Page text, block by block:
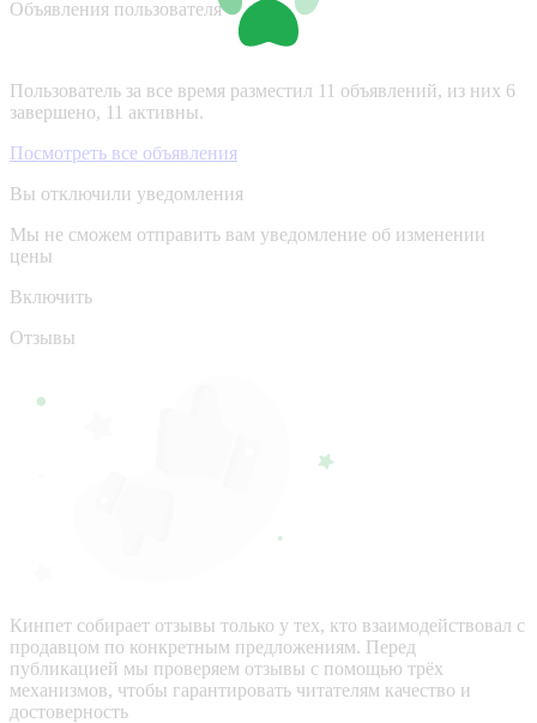
Объявления пользователя
Пользователь за все время разместил 11 объявлений, из них 6
завершено, 11 активны.
Посмотреть все объявления
Вы отключили уведомления
Мы не сможем отправить вам уведомление об изменении
цены
Включить
Отзывы
Кинпет собирает отзывы только у тех, кто взаимодействовал с
продавцом по конкретным предложениям. Перед
публикацией мы проверяем отзывы с помощью трёх
механизмов, чтобы гарантировать читателям качество и
достоверность